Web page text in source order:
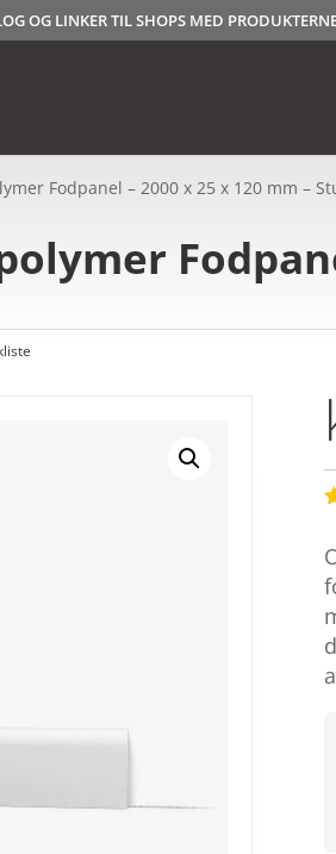
OG LINKER TIL SHOPS MED
Fodpanel – 2000 x 25 x 120 mm –